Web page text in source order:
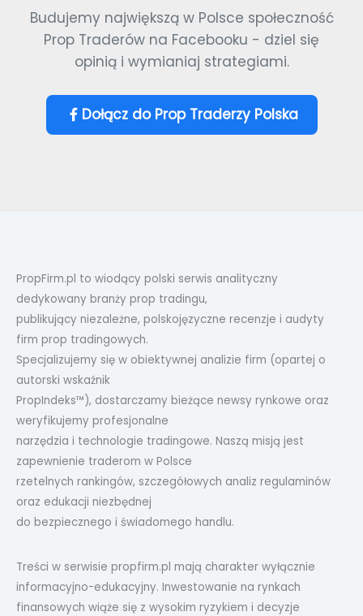
Budujemy największą w Polsce społeczność
Prop Traderów na Facebooku - dziel się
opinią i wymianiaj strategiami.
Dołącz do Prop Traderzy Polska
PropFirm.pl to wiodący polski serwis analityczny
dedykowany branży prop tradingu,
publikujący niezależne, polskojęzyczne recenzje i audyty
firm prop tradingowych.
Specjalizujemy się w obiektywnej analizie firm (opartej o
autorski wskaźnik
PropIndeks™), dostarczamy bieżące newsy rynkowe oraz
weryfikujemy profesjonalne
narzędzia i technologie tradingowe. Naszą misją jest
zapewnienie traderom w Polsce
rzetelnych rankingów, szczegółowych analiz regulaminów
oraz edukacji niezbędnej
do bezpiecznego i świadomego handlu.
Treści w serwisie propfirm.pl mają charakter wyłącznie
informacyjno-edukacyjny. Inwestowanie na rynkach
finansowych wiąże się z wysokim ryzykiem i decyzje